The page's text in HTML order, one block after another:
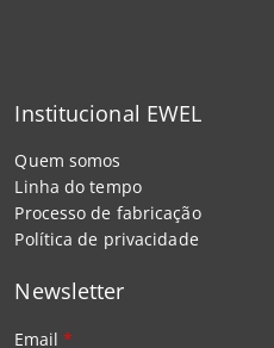
Institucional EWEL
Quem somos
Linha do tempo
Processo de fabricação
Política de privacidade
Newsletter
Email*